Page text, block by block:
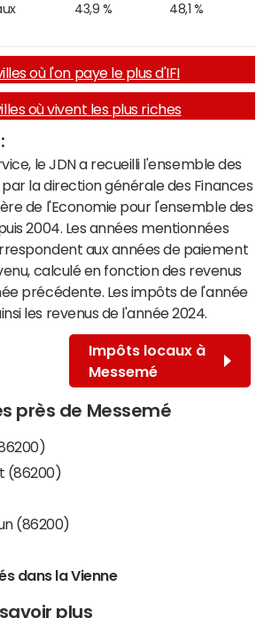
43,9 % 48,1 %
où l'on paye le plus d'IFI
où vivent les plus riches
le JDN a recueilli l'ensemble des
la direction générale des Finances
de l'Economie pour l'ensemble des
2004. Les années mentionnées
aux années de paiement
calculé en fonction des revenus
précédente. Les impôts de l'année
les revenus de l'année 2024.
Impôts locaux à
Messemé
près de Messemé
(86200)
(86200)
dans la Vienne
plus